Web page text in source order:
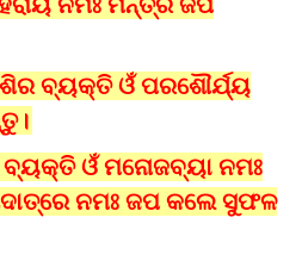
ବ୍ୟକ୍ତି ଓଁ ପରଶୌର୍ଯ୍ୟ
ବ୍ୟକ୍ତି ଓଁ ମନୋଜବ୍ୟା ନମଃ
ନମଃ ଜପ କଲେ ସୁଫଳ